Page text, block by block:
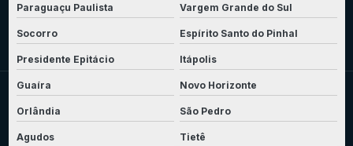
Paraguaçu Paulista Vargem Grande do Sul
Socorro Espírito Santo do Pinhal
Presidente Epitácio Itápolis
Guaíra Novo Horizonte
Orlândia São Pedro
Agudos Tietê